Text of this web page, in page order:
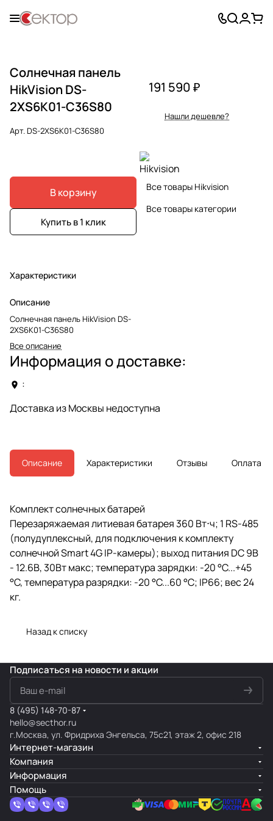
Солнечная панель
HikVision DS-
2XS6K01-C36S80
Арт.DS-2XS6K01-C36S80
В корзину
Купить в 1 клик
Характеристики
Описание
Солнечная панель HikVision DS-
2XS6K01-C36S80
Все описание
191 590 ₽
Нашли дешевле?
Все товары Hikvision
Все товары категории
Информация о доставке:
:
Доставка из Москвы недоступна
Описание Характеристики Отзывы Оплата
Комплект солнечных батарей
Перезаряжаемая литиевая батарея 360 Вт⋅ч; 1 RS-485
(полудуплексный, для подключения к комплекту
солнечной Smart 4G IP-камеры); выход питания DC 9В
- 12.6В, 30Вт макс; температура зарядки: -20 °C...+45
°C, температура разрядки: -20 °C...60 °C; IP66; вес 24
кг.
Назад к списку
Подписаться на новости и акции
8 (495) 148-70-87
hello@secthor.ru
г.Москва, ул. Фридриха Энгельса, 75с21, этаж 2, офис 218
Интернет-магазин
Компания
Информация
Помощь